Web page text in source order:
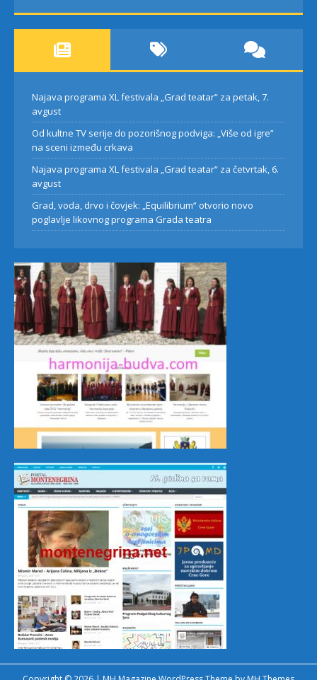
Najava programa XL festivala „Grad teatar“ za petak, 7.
avgust
Od kultne TV serije do pozorišnog podviga: „Više od igre”
na sceni između crkava
Najava programa XL festivala „Grad teatar“ za četvrtak, 6.
avgust
Grad, voda, drvo i čovjek: „Equilibrium“ otvorio novo
poglavlje likovnog programa Grada teatra